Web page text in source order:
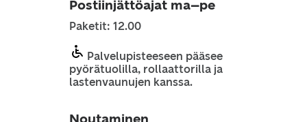
Postiinjättöajat ma–pe
Paketit: 12.00
Palvelupisteeseen pääsee
pyörätuolilla, rollaattorilla ja
lastenvaunujen kanssa.